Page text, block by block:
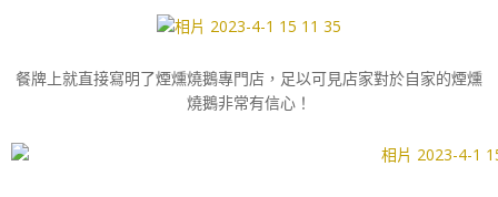
餐牌上就直接寫明了煙燻燒鵝專門店，足以可見店家對於自家的煙燻
燒鵝非常有信心！